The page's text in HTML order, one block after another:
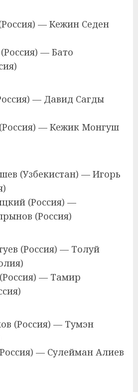
— Кежин Седен
— Бато
— Давид Сагды
— Кежик Монгуш
(Узбекистан) — Игорь
(Россия) —
(Россия)
(Россия) — Толуй
— Тамир
(Россия) — Тумэн
— Сулейман Алиев